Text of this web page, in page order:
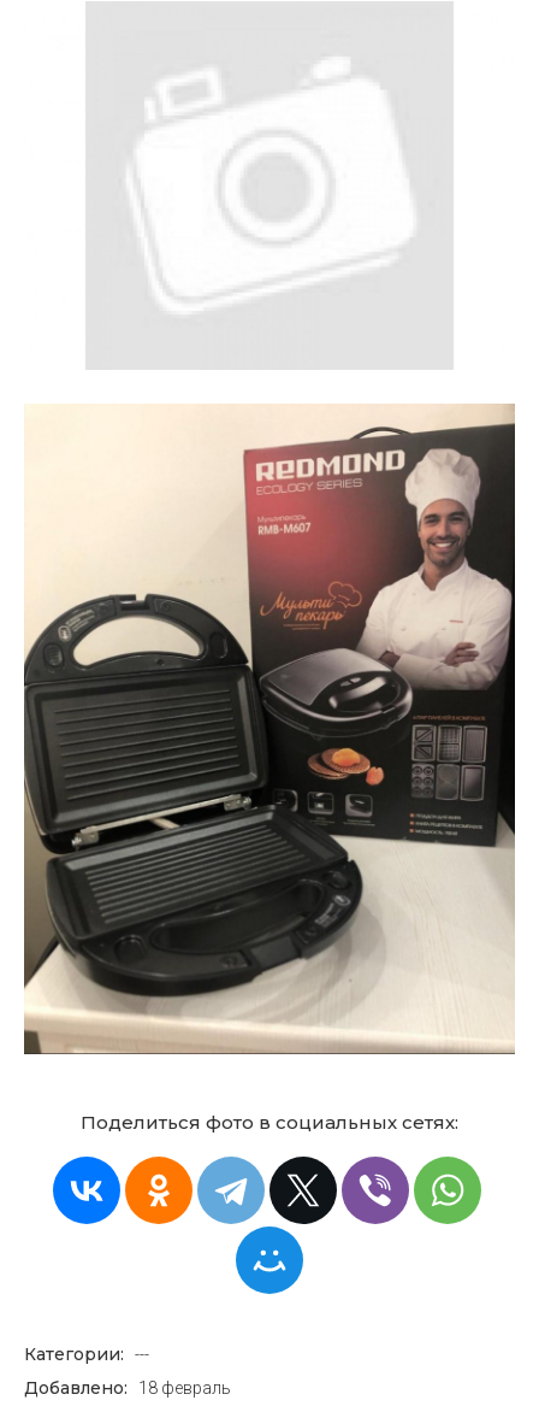
Поделиться фото в социальных сетях:
Категории: ---
Добавлено: 18 февраль